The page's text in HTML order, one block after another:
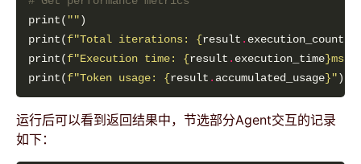
print( ""
print(f"Total iterations: {result . execution_count
print(f"Execution time: {result . execution_time}ms"
print(f"Token usage: {result . accumulated_usage}"
运行后可以看到返回结果中，节选部分Agent交互的记录
如下：